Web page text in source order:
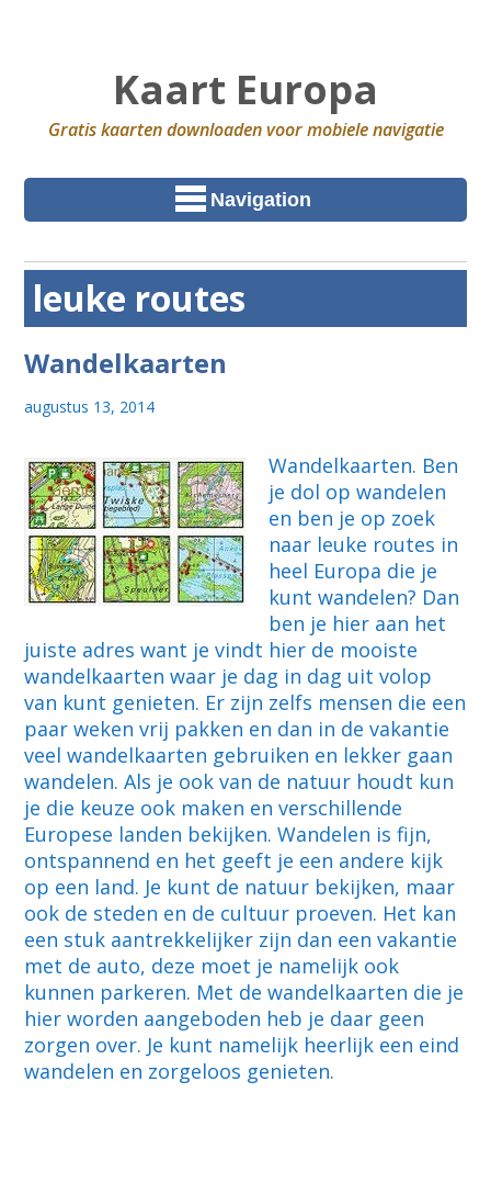
Kaart Europa
Gratis kaarten downloaden voor mobiele navigatie
Navigation
leuke routes
Wandelkaarten
augustus 13, 2014
Wandelkaarten. Ben
je dol op wandelen
en ben je op zoek
naar leuke routes in
heel Europa die je
kunt wandelen? Dan
ben je hier aan het
juiste adres want je vindt hier de mooiste
wandelkaarten waar je dag in dag uit volop
van kunt genieten. Er zijn zelfs mensen die een
paar weken vrij pakken en dan in de vakantie
veel wandelkaarten gebruiken en lekker gaan
wandelen. Als je ook van de natuur houdt kun
je die keuze ook maken en verschillende
Europese landen bekijken. Wandelen is fijn,
ontspannend en het geeft je een andere kijk
op een land. Je kunt de natuur bekijken, maar
ook de steden en de cultuur proeven. Het kan
een stuk aantrekkelijker zijn dan een vakantie
met de auto, deze moet je namelijk ook
kunnen parkeren. Met de wandelkaarten die je
hier worden aangeboden heb je daar geen
zorgen over. Je kunt namelijk heerlijk een eind
wandelen en zorgeloos genieten.